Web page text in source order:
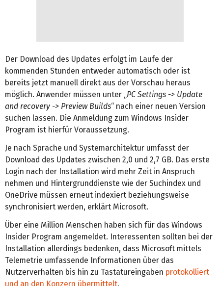
Der Download des Updates erfolgt im Laufe der
kommenden Stunden entweder automatisch oder ist
bereits jetzt manuell direkt aus der Vorschau heraus
möglich. Anwender müssen unter „PC Settings -> Update
and recovery -> Preview Builds“ nach einer neuen Version
suchen lassen. Die Anmeldung zum Windows Insider
Program ist hierfür Voraussetzung.
Je nach Sprache und Systemarchitektur umfasst der
Download des Updates zwischen 2,0 und 2,7 GB. Das erste
Login nach der Installation wird mehr Zeit in Anspruch
nehmen und Hintergrunddienste wie der Suchindex und
OneDrive müssen erneut indexiert beziehungsweise
synchronisiert werden, erklärt Microsoft.
Über eine Million Menschen haben sich für das Windows
Insider Program angemeldet. Interessenten sollten bei der
Installation allerdings bedenken, dass Microsoft mittels
Telemetrie umfassende Informationen über das
Nutzerverhalten bis hin zu Tastatureingaben protokolliert
und an den Konzern übermittelt.